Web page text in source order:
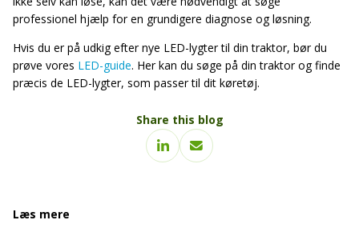
professionel hjælp for en grundigere diagnose og løsning.
Hvis du er på udkig efter nye LED-lygter til din traktor, bør du
prøve vores LED-guide. Her kan du søge på din traktor og finde
præcis de LED-lygter, som passer til dit køretøj.
Share this blog
Læs mere